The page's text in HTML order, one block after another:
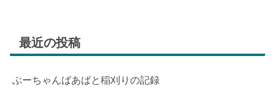
最近の投稿
ぶーちゃんばあばと稲刈りの記録